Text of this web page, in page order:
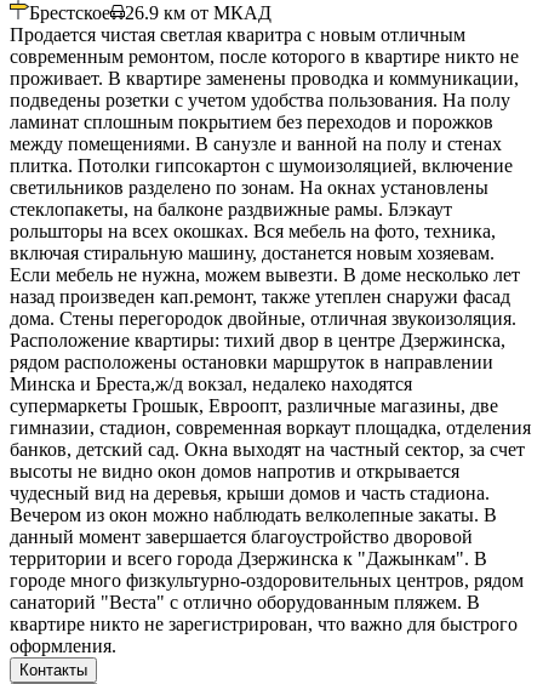
Брестское 26.9 км от МКАД
Продается чистая светлая кваритра с новым отличным
современным ремонтом, после которого в квартире никто не
проживает. В квартире заменены проводка и коммуникации,
подведены розетки с учетом удобства пользования. На полу
ламинат сплошным покрытием без переходов и порожков
между помещениями. В санузле и ванной на полу и стенах
плитка. Потолки гипсокартон с шумоизоляцией, включение
светильников разделено по зонам. На окнах установлены
стеклопакеты, на балконе раздвижные рамы. Блэкаут
рольшторы на всех окошках. Вся мебель на фото, техника,
включая стиральную машину, достанется новым хозяевам.
Если мебель не нужна, можем вывезти. В доме несколько лет
назад произведен кап.ремонт, также утеплен снаружи фасад
дома. Стены перегородок двойные, отличная звукоизоляция.
Расположение квартиры: тихий двор в центре Дзержинска,
рядом расположены остановки маршруток в направлении
Минска и Бреста,ж/д вокзал, недалеко находятся
супермаркеты Грошык, Евроопт, различные магазины, две
гимназии, стадион, современная воркаут площадка, отделения
банков, детский сад. Окна выходят на частный сектор, за счет
высоты не видно окон домов напротив и открывается
чудесный вид на деревья, крыши домов и часть стадиона.
Вечером из окон можно наблюдать велколепные закаты. В
данный момент завершается благоустройство дворовой
территории и всего города Дзержинска к "Дажынкам". В
городе много физкультурно-оздоровительных центров, рядом
санаторий "Веста" с отлично оборудованным пляжем. В
квартире никто не зарегистрирован, что важно для быстрого
оформления.
Контакты